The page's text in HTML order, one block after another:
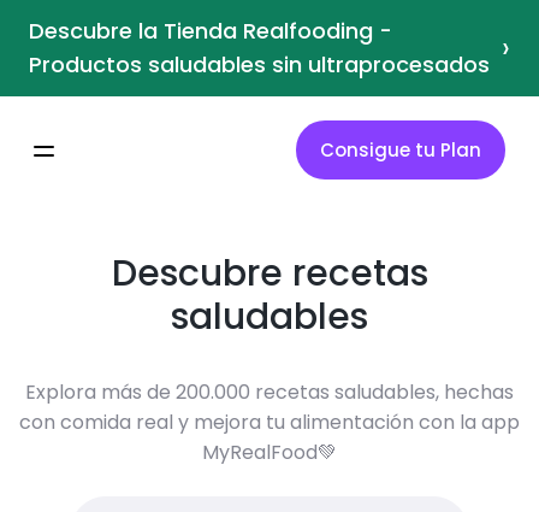
Descubre la Tienda Realfooding -
Productos saludables sin ultraprocesados ›
Consigue tu Plan
Descubre recetas
saludables
Explora más de 200.000 recetas saludables, hechas
con comida real y mejora tu alimentación con la app
MyRealFood💚